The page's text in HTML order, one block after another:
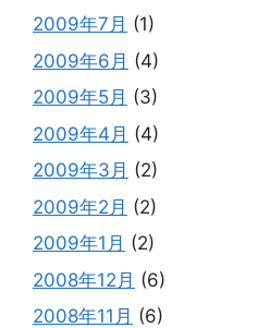
2009年7月 (1)
2009年6月 (4)
2009年5月 (3)
2009年4月 (4)
2009年3月 (2)
2009年2月 (2)
2009年1月 (2)
2008年12月 (6)
2008年11月 (6)